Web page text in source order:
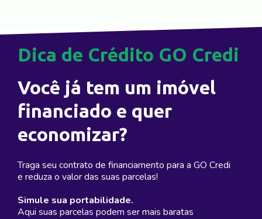
Dica de Crédito GO Credi
Você já tem um imóvel
financiado e quer
economizar?
Traga seu contrato de financiamento para a GO Credi
e reduza o valor das suas parcelas!
Simule sua portabilidade.
Aqui suas parcelas podem ser mais baratas